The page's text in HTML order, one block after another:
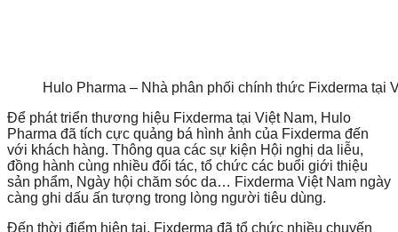
Hulo Pharma – Nhà phân phối chính thức Fixderma tại
Để phát triển thương hiệu Fixderma tại Việt Nam, Hulo
Pharma đã tích cực quảng bá hình ảnh của Fixderma đến
với khách hàng. Thông qua các sự kiện Hội nghị da liễu,
đồng hành cùng nhiều đối tác, tổ chức các buổi giới thiệu
sản phẩm, Ngày hội chăm sóc da… Fixderma Việt Nam ngày
càng ghi dấu ấn tượng trong lòng người tiêu dùng.
Đến thời điểm hiện tại, Fixderma đã tổ chức nhiều chuyến